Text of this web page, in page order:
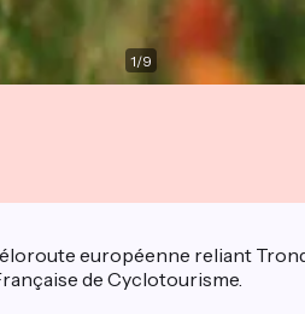
1/9
européenne reliant
de Cyclotourisme.